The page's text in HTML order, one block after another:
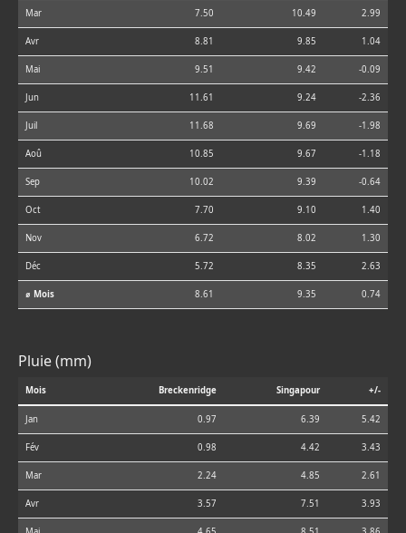
Mar 7.50 10.49 2.99
Avr 8.81 9.85 1.04
Mai 9.51 9.42 -0.09
Jun 11.61 9.24 -2.36
Juil 11.68 9.69 -1.98
Aoû 10.85 9.67 -1.18
Sep 10.02 9.39 -0.64
Oct 7.70 9.10 1.40
Nov 6.72 8.02 1.30
Déc 5.72 8.35 2.63
⌀ Mois 8.61 9.35 0.74
Pluie (mm)
Mois Breckenridge Singapour +/-
Jan 0.97 6.39 5.42
Fév 0.98 4.42 3.43
Mar 2.24 4.85 2.61
Avr 3.57 7.51 3.93